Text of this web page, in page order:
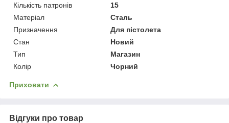
Кількість патронів
15
Матеріал
Сталь
Призначення
Для пістолета
Стан
Новий
Тип
Магазин
Колір
Чорний
Приховати
Відгуки про товар